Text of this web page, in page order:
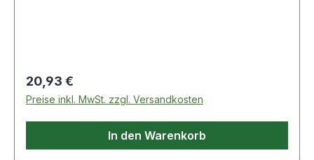
Betrieb · aktive Verschmutzungskompensation ·
Melder-Entnahmesperre (optional) · Maße: ca. Ø
104 x H 40 mm · Farbe: weiß · Warnton: 85dBA ·
inkl. Stromversorgung, Montagematerial u.
Regulärer Preis:
20,93 €
Preise inkl. MwSt. zzgl. Versandkosten
In den Warenkorb